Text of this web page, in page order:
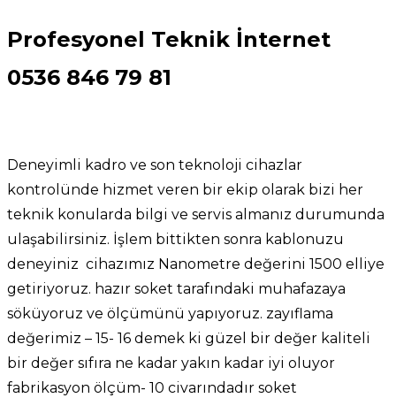
Profesyonel Teknik İnternet
0536 846 79 81
Deneyimli kadro ve son teknoloji cihazlar
kontrolünde hizmet veren bir ekip olarak bizi her
teknik konularda bilgi ve servis almanız durumunda
ulaşabilirsiniz. İşlem bittikten sonra kablonuzu
deneyiniz cihazımız Nanometre değerini 1500 elliye
getiriyoruz. hazır soket tarafındaki muhafazaya
söküyoruz ve ölçümünü yapıyoruz. zayıflama
değerimiz – 15- 16 demek ki güzel bir değer kaliteli
bir değer sıfıra ne kadar yakın kadar iyi oluyor
fabrikasyon ölçüm- 10 civarındadır soket